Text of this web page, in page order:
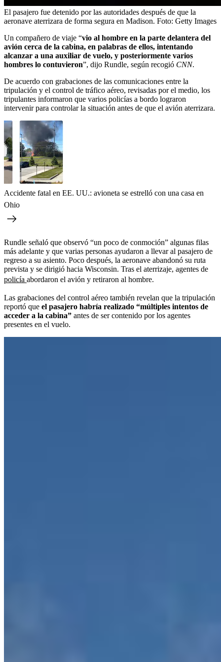
El pasajero fue detenido por las autoridades después de que la
aeronave aterrizara de forma segura en Madison. Foto: Getty Images
Un compañero de viaje “vio al hombre en la parte delantera del
avión cerca de la cabina, en palabras de ellos, intentando
alcanzar a una auxiliar de vuelo, y posteriormente varios
hombres lo contuvieron”, dijo Rundle, según recogió CNN.
De acuerdo con grabaciones de las comunicaciones entre la
tripulación y el control de tráfico aéreo, revisadas por el medio, los
tripulantes informaron que varios policías a bordo lograron
intervenir para controlar la situación antes de que el avión aterrizara.
Accidente fatal en EE. UU.: avioneta se estrelló con una casa en
Ohio
Rundle señaló que observó “un poco de conmoción” algunas filas
más adelante y que varias personas ayudaron a llevar al pasajero de
regreso a su asiento. Poco después, la aeronave abandonó su ruta
prevista y se dirigió hacia Wisconsin. Tras el aterrizaje, agentes de
policía abordaron el avión y retiraron al hombre.
Las grabaciones del control aéreo también revelan que la tripulación
reportó que el pasajero habría realizado “múltiples intentos de
acceder a la cabina” antes de ser contenido por los agentes
presentes en el vuelo.